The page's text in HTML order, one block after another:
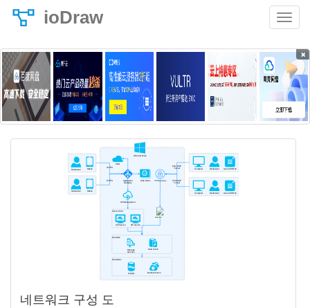
ioDraw
×
네트워크 구성 도